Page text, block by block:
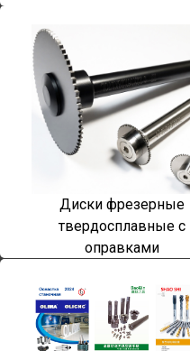
Диски фрезерные
твердосплавные с
оправками